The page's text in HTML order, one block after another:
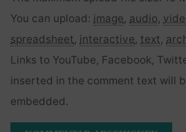
You can upload: image, audio,
spreadsheet, interactive, text,
Links to YouTube, Facebook,
inserted in the comment text will
embedded.